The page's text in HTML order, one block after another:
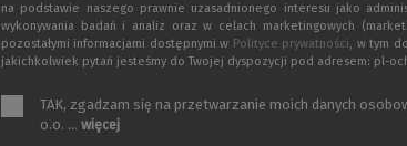
na podstawie naszego prawnie uzasadnionego interesu jako
wykonywania badań i analiz oraz w celach marketingowych
pozostałymi informacjami dostępnymi w Polityce prywatności, w tym
jakichkolwiek pytań jesteśmy do Twojej dyspozycji pod adresem: pl-
TAK, zgadzam się na przetwarzanie moich danych
o.o. ... więcej